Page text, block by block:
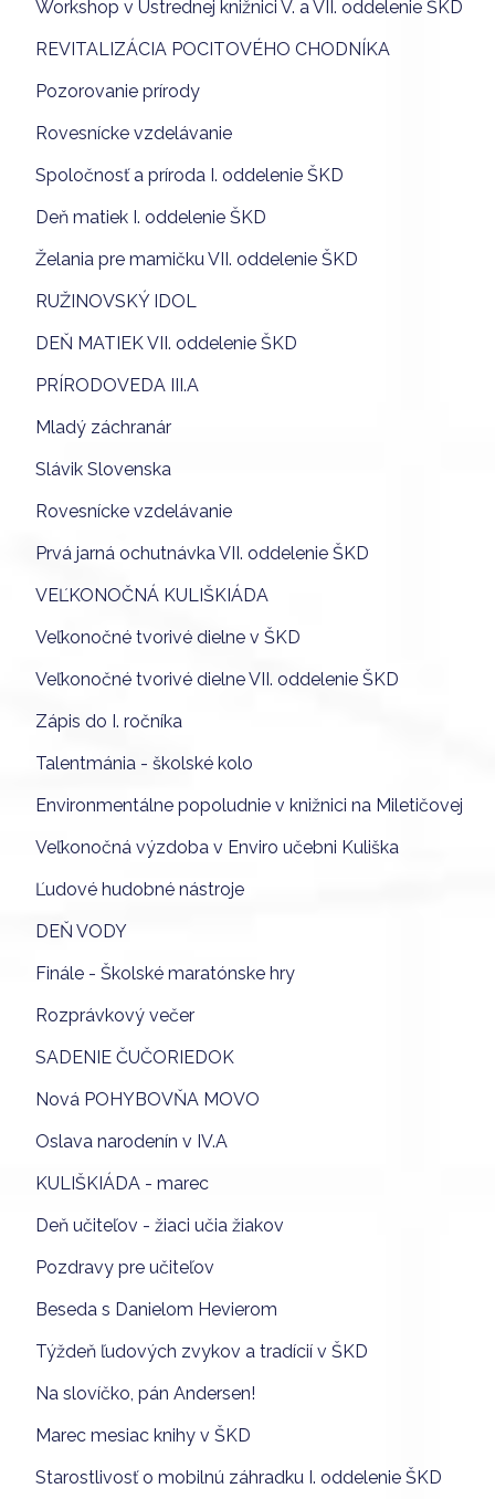
Workshop v Ústrednej knižnici V. a VII. oddelenie ŠKD
REVITALIZÁCIA POCITOVÉHO CHODNÍKA
Pozorovanie prírody
Rovesnícke vzdelávanie
Spoločnosť a príroda I. oddelenie ŠKD
Deň matiek I. oddelenie ŠKD
Želania pre mamičku VII. oddelenie ŠKD
RUŽINOVSKÝ IDOL
DEŇ MATIEK VII. oddelenie ŠKD
PRÍRODOVEDA III.A
Mladý záchranár
Slávik Slovenska
Rovesnícke vzdelávanie
Prvá jarná ochutnávka VII. oddelenie ŠKD
VEĽKONOČNÁ KULIŠKIÁDA
Veľkonočné tvorivé dielne v ŠKD
Veľkonočné tvorivé dielne VII. oddelenie ŠKD
Zápis do I. ročníka
Talentmánia - školské kolo
Environmentálne popoludnie v knižnici na Miletičovej
Veľkonočná výzdoba v Enviro učebni Kuliška
Ľudové hudobné nástroje
DEŇ VODY
Finále - Školské maratónske hry
Rozprávkový večer
SADENIE ČUČORIEDOK
Nová POHYBOVŇA MOVO
Oslava narodenín v IV.A
KULIŠKIÁDA - marec
Deň učiteľov - žiaci učia žiakov
Pozdravy pre učiteľov
Beseda s Danielom Hevierom
Týždeň ľudových zvykov a tradícií v ŠKD
Na slovíčko, pán Andersen!
Marec mesiac knihy v ŠKD
Starostlivosť o mobilnú záhradku I. oddelenie ŠKD